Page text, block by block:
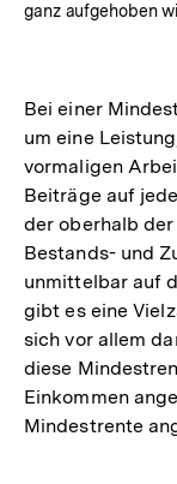
ganz aufgehoben
Bei einer
um eine
vormaligen
Beiträge auf
der oberhalb
Bestands- und
unmittelbar auf
gibt es eine
sich vor allem
diese
Einkommen
Mindestrente